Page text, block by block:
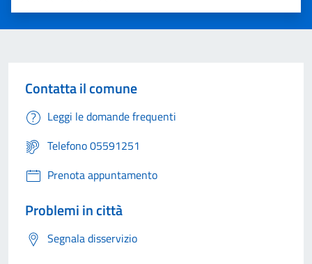
Valuta 5 stelle su 5
Valuta 4 stelle su 5
Valuta 3 stelle su 5
Valuta 2 stelle su 5
Valuta 1 stelle su 5
Contatta il comune
Leggi le domande frequenti
Telefono 05591251
Prenota appuntamento
Problemi in città
Segnala disservizio